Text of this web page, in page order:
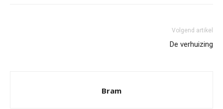
Volgend artikel
De verhuizing
Bram